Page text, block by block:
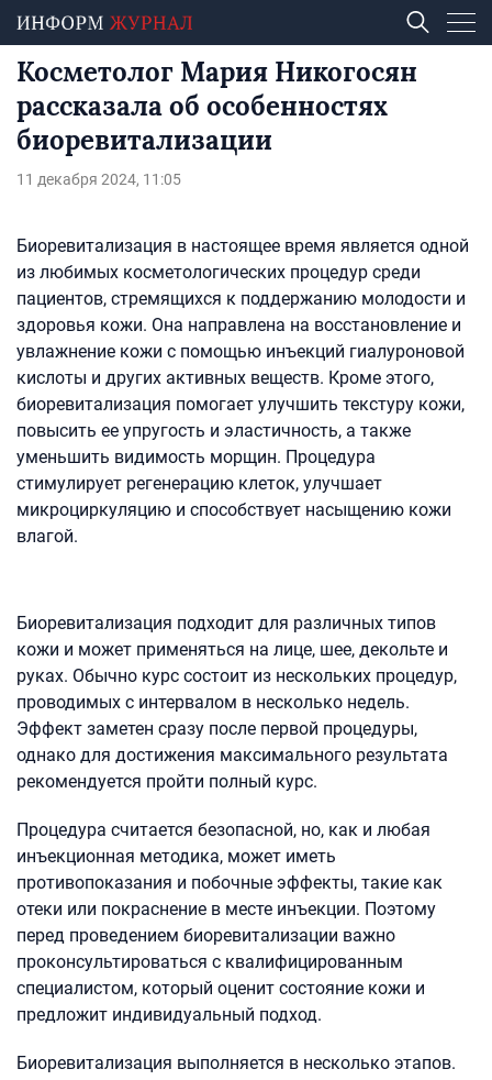
Косметолог Мария Никогосян
рассказала об особенностях
биоревитализации
11 декабря 2024, 11:05
Биоревитализация в настоящее время является одной
из любимых косметологических процедур среди
пациентов, стремящихся к поддержанию молодости и
здоровья кожи. Она направлена на восстановление и
увлажнение кожи с помощью инъекций гиалуроновой
кислоты и других активных веществ. Кроме этого,
биоревитализация помогает улучшить текстуру кожи,
повысить ее упругость и эластичность, а также
уменьшить видимость морщин. Процедура
стимулирует регенерацию клеток, улучшает
микроциркуляцию и способствует насыщению кожи
влагой.
Биоревитализация подходит для различных типов
кожи и может применяться на лице, шее, декольте и
руках. Обычно курс состоит из нескольких процедур,
проводимых с интервалом в несколько недель.
Эффект заметен сразу после первой процедуры,
однако для достижения максимального результата
рекомендуется пройти полный курс.
Процедура считается безопасной, но, как и любая
инъекционная методика, может иметь
противопоказания и побочные эффекты, такие как
отеки или покраснение в месте инъекции. Поэтому
перед проведением биоревитализации важно
проконсультироваться с квалифицированным
специалистом, который оценит состояние кожи и
предложит индивидуальный подход.
Биоревитализация выполняется в несколько этапов.